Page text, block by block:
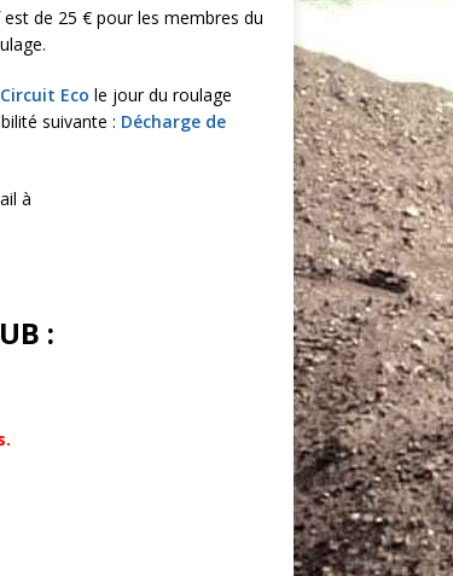
de 25 € pour les membres du
Eco le jour du roulage
suivante : Décharge de
à
: